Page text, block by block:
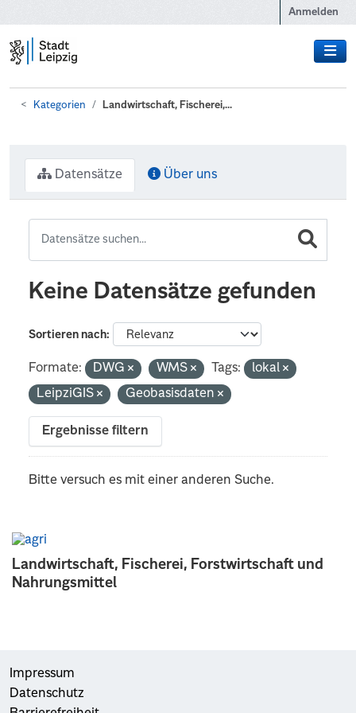
Anmelden
Kategorien Landwirtschaft, Fischerei,...
Landwirtschaft, Fischerei, Forstwirtschaft und
Nahrungsmittel
Datensätze Über uns
Keine Datensätze gefunden
Sortieren nach
Formate: DWG WMS Tags:
lokal
LeipziGIS
Geobasisdaten
Ergebnisse filtern
Bitte versuch es mit einer anderen Suche.
Impressum
Datenschutz